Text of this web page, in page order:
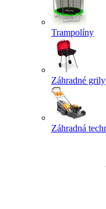
Trampolíny
Záhradné grily
Záhradná